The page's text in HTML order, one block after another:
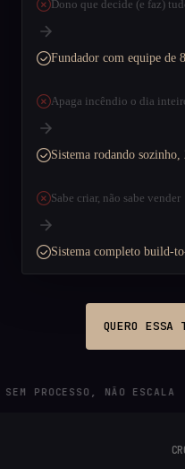
Dono que decide (e faz)
Fundador com equipe de
Apaga incêndio o dia
Sistema rodando sozinho,
Sabe criar, não sabe vender
Sistema completo build-
QUERO ESSA
SEM PROCESSO, NÃO